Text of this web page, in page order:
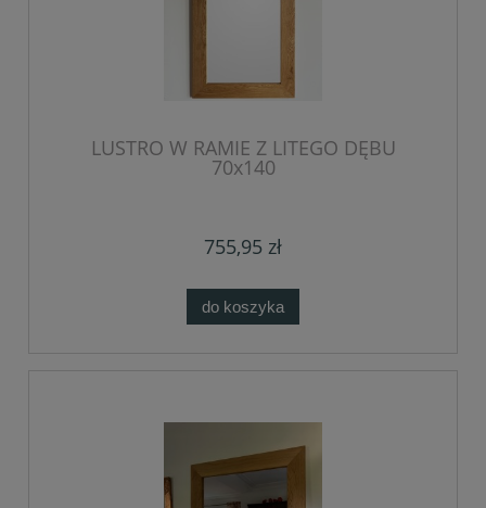
LUSTRO W RAMIE Z LITEGO DĘBU
70x140
755,95 zł
do koszyka